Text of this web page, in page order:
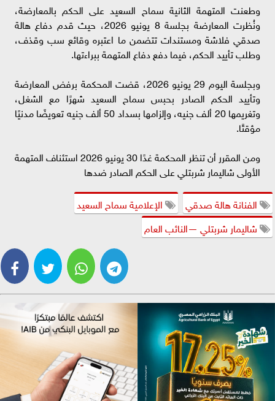
وطعنت المتهمة الثانية سماح السعيد على الحكم بالمعارضة،
ونُظرت المعارضة بجلسة 8 يونيو 2026، حيث قدم دفاع هالة
صدقي فلاشة ومستندات تتضمن ما اعتبره وقائع سب وقذف،
وطلب تأييد الحكم، فيما دفع دفاع المتهمة ببراءتها.
وبجلسة اليوم 29 يونيو 2026، قضت المحكمة برفض المعارضة
وتأييد الحكم الصادر بحبس سماح السعيد شهرًا مع الشغل،
وتغريمها 20 ألف جنيه، وإلزامها بسداد 50 ألف جنيه تعويضًا مدنيًا
مؤقتًا.
ومن المقرر أن تنظر المحكمة غدًا 30 يونيو 2026 استئناف المتهمة
الأولى شاليمار شربتلي على الحكم الصادر ضدها
الفنانة هالة صدقي
الإعلامية سماح السعيد
شاليمار شربتلي —النائب العام